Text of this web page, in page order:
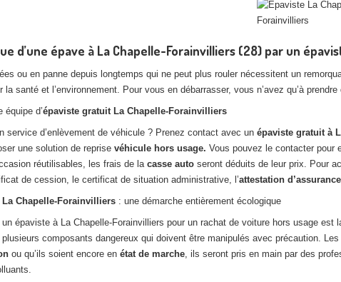
d’une épave à La Chapelle-Forainvilliers (28) par un
ou en panne depuis longtemps qui ne peut plus rouler nécessitent un
santé et l’environnement. Pour vous en débarrasser, vous n’avez qu’à
équipe d’épaviste gratuit La Chapelle-Forainvilliers
service d’enlèvement de véhicule ? Prenez contact avec un épaviste gratuit à
une solution de reprise véhicule hors usage. Vous pouvez le contacter pour
réutilisables, les frais de la casse auto seront déduits de leur prix. Pour
de cession, le certificat de situation administrative, l’attestation d’assurance
La Chapelle-Forainvilliers : une démarche entièrement écologique
épaviste à La Chapelle-Forainvilliers pour un rachat de voiture hors usage
composants dangereux qui doivent être manipulés avec précaution.
ou qu’ils soient encore en état de marche, ils seront pris en main par des